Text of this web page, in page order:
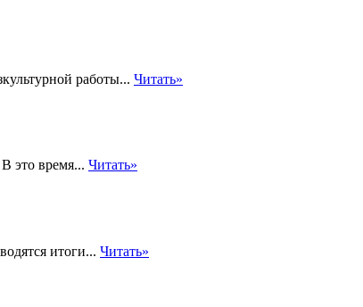
работы... Читать»
это время... Читать»
итоги... Читать»